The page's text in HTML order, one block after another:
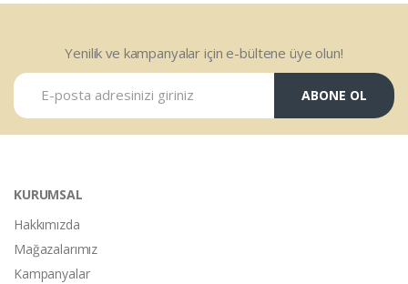
Yenilik ve kampanyalar için e-bültene üye olun!
ABONE OL
KURUMSAL
Hakkımızda
Mağazalarımız
Kampanyalar